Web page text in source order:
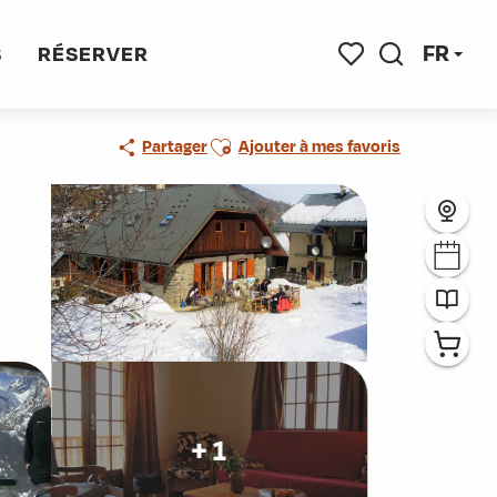
FR
RÉSERVER
PartagerAjouter aux favoris
Ajouter à mes favoris
+ 1